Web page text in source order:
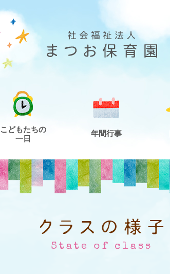
こどもたちの
一日
年間行事
State of class